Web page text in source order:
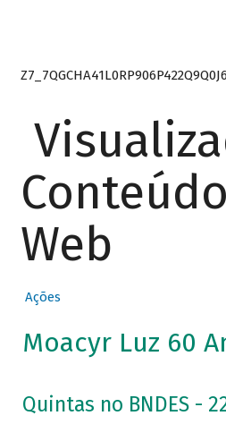
Web
Ações
Moacyr Luz 60
Quintas no BNDES -